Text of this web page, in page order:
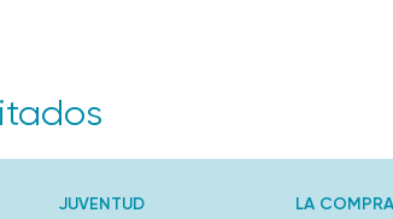
JUVENTUD LA COMPRA